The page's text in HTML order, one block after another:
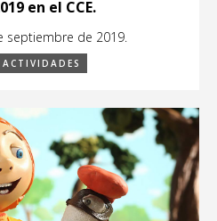
en el CCE.
septiembre de 2019.
ACTIVIDADES